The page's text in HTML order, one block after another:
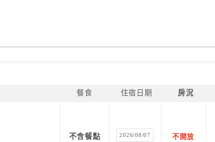
餐食 住宿日期 房況
不含餐點 2026/08/07 不開放